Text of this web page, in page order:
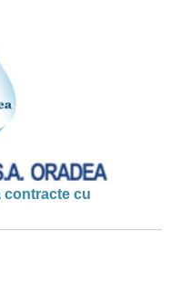
contracte cu